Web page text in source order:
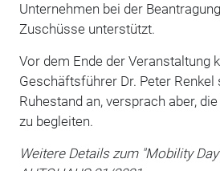
Unternehmen bei der
Zuschüsse unterstützt.
Vor dem Ende der Veranstaltung
Geschäftsführer Dr. Peter Renkel
Ruhestand an, versprach aber,
zu begleiten.
Weitere Details zum "Mobility